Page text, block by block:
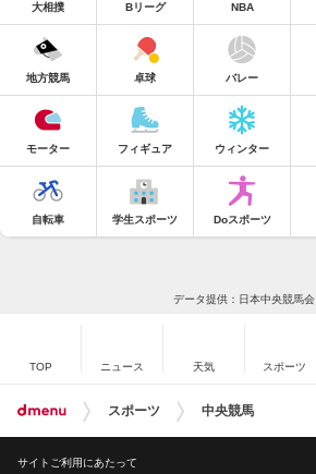
大相撲 Bリーグ NBA
地方競馬 卓球 バレー
モーター フィギュア ウィンター
自転車 学生スポーツ Doスポーツ
データ提供：日本中央競馬会
TOP ニュース 天気 スポーツ
スポーツ 中央競馬
サイトご利用にあたって